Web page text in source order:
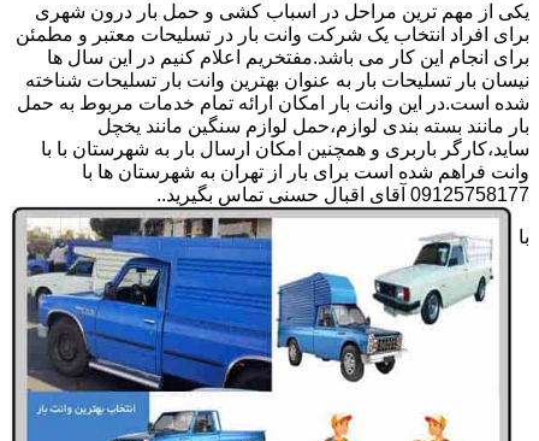
یکی از مهم ترین مراحل در اسباب کشی و حمل بار درون شهری
برای افراد انتخاب یک شرکت وانت بار در تسلیحات معتبر و مطمئن
برای انجام این کار می باشد.مفتخریم اعلام کنیم در این سال ها
نیسان بار تسلیحات بار به عنوان بهترین وانت بار تسلیحات شناخته
شده است.در این وانت بار امکان ارائه تمام خدمات مربوط به حمل
بار مانند بسته بندی لوازم،حمل لوازم سنگین مانند یخچل
ساید،کارگر باربری و همچنین امکان ارسال بار به شهرستان با با
وانت فراهم شده است برای بار از تهران به شهرستان ها با
09125758177 آقای اقبال حسنی تماس بگیرید..
با